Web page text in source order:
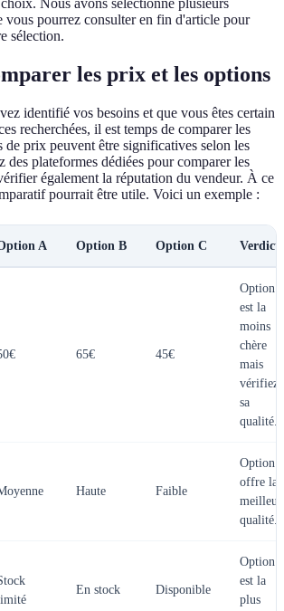
Nous avons sélectionné plusieurs
vous pourrez consulter en fin d'article pour
sélection.
les prix et les options
identifié vos besoins et que vous êtes certain
recherchées, il est temps de comparer les
prix peuvent être significatives selon les
des plateformes dédiées pour comparer les
également la réputation du vendeur. À ce
pourrait être utile. Voici un exemple :
A Option B Option C Verdict
65€ 45€
Option
est la
moins
chère
mais
vérifiez
sa
qualité.
Haute Faible
Option
offre la
qualité.
En stock Disponible
Option
est la
plus